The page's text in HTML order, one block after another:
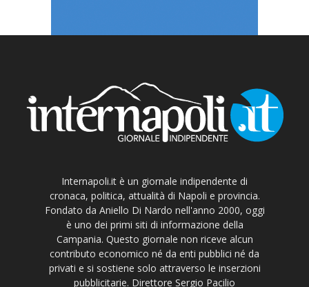
Internapoli.it è un giornale indipendente di
cronaca, politica, attualità di Napoli e provincia.
Fondato da Aniello Di Nardo nell'anno 2000, oggi
è uno dei primi siti di informazione della
Campania. Questo giornale non riceve alcun
contributo economico né da enti pubblici né da
privati e si sostiene solo attraverso le inserzioni
pubblicitarie. Direttore Sergio Pacilio